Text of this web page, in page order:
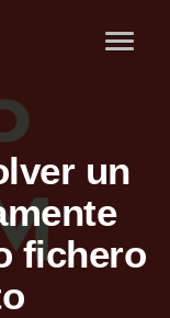
un
fichero